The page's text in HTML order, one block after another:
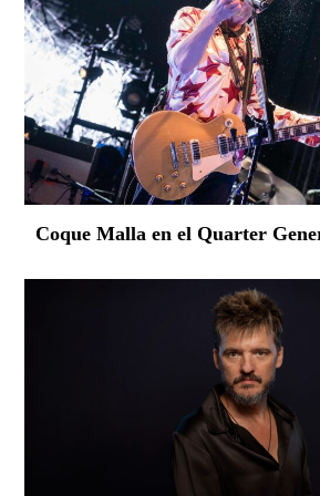
Coque Malla en el Quarter